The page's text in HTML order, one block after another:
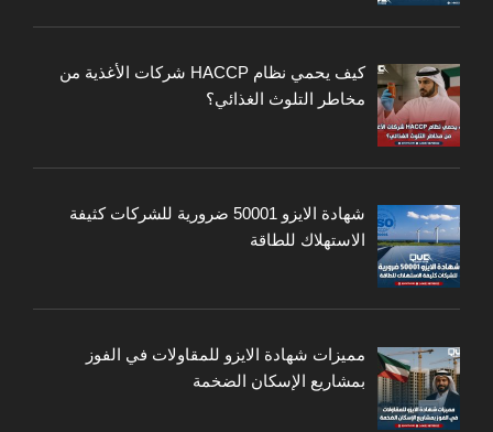
كيف يحمي نظام HACCP شركات الأغذية من
مخاطر التلوث الغذائي؟
شهادة الايزو 50001 ضرورية للشركات كثيفة
الاستهلاك للطاقة
مميزات شهادة الايزو للمقاولات في الفوز
بمشاريع الإسكان الضخمة